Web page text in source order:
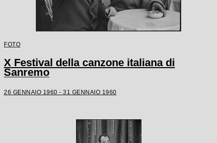
FOTO
X Festival della canzone italiana di
Sanremo
26 GENNAIO 1960 - 31 GENNAIO 1960